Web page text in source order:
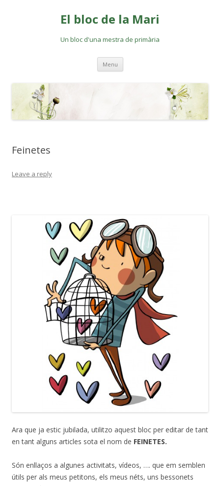
El bloc de la Mari
Un bloc d'una mestra de primària
Menu Skip
content
Feinetes
Leave a reply
Ara que ja estic jubilada, utilitzo aquest bloc per editar de tant
en tant alguns articles sota el nom de FEINETES.
Són enllaços a algunes activitats, vídeos, …. que em semblen
útils per als meus petitons, els meus néts, uns bessonets